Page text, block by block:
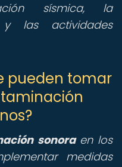
sísmica, la
y las actividades
pueden tomar
sonoraen los
medidas